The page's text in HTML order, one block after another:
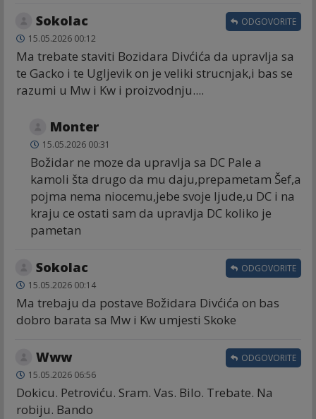
Sokolac
15.05.2026 00:12
Ma trebate staviti Bozidara Divćića da upravlja sa
te Gacko i te Ugljevik on je veliki strucnjak,i bas se
razumi u Mw i Kw i proizvodnju....
ODGOVORITE
Monter
15.05.2026 00:31
Božidar ne moze da upravlja sa DC Pale a
kamoli šta drugo da mu daju,prepametam Šef,a
pojma nema niocemu,jebe svoje ljude,u DC i na
kraju ce ostati sam da upravlja DC koliko je
pametan
Sokolac
15.05.2026 00:14
Ma trebaju da postave Božidara Divćića on bas
dobro barata sa Mw i Kw umjesti Skoke
ODGOVORITE
Www
15.05.2026 06:56
Dokicu. Petroviću. Sram. Vas. Bilo. Trebate. Na
robiju. Bando
ODGOVORITE